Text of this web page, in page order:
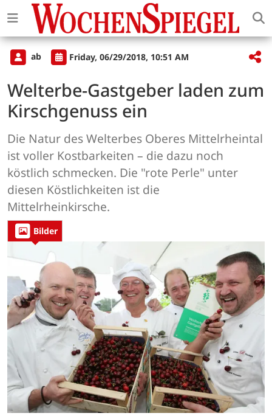
ab Friday, 06/29/2018, 10:51 AM
Welterbe-Gastgeber laden zum
Kirschgenuss ein
Die Natur des Welterbes Oberes Mittelrheintal
ist voller Kostbarkeiten – die dazu noch
köstlich schmecken. Die "rote Perle" unter
diesen Köstlichkeiten ist die
Mittelrheinkirsche.
Bilder